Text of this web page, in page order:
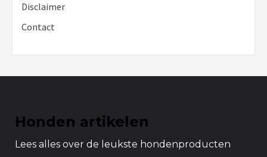
Disclaimer
Contact
Honden artikelen
Lees alles over de leukste hondenproducten